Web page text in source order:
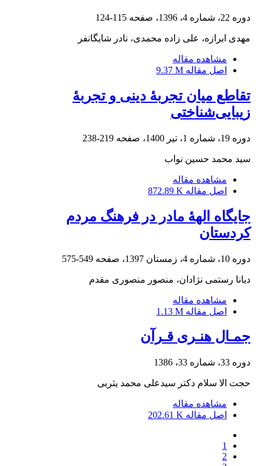
دوره 22، شماره 4، 1396، صفحه 115-124
مهدی ابرازه، علی زاده محمدی، نادر شایگانفر
مشاهده مقاله
اصل مقاله 9.37 M
تقاطع میان تجربۀ دینی و تجربۀ
زیبایی‌شناختی
دوره 19، شماره 1، تیر 1400، صفحه 219-238
سید محمد حسین نواب
مشاهده مقاله
اصل مقاله 872.89 K
جایگاه الهۀ مادر در فرهنگ مردم
کردستان
دوره 10، شماره 4، زمستان 1397، صفحه 549-575
دیانا رستمی نژادان، منصور منصوری مقدم
مشاهده مقاله
اصل مقاله 1.13 M
جمـال هنـری قـرآن
دوره 33، شماره 33، 1386
حجت الا سلام دکتر سیدعلی محمد یثربی
مشاهده مقاله
اصل مقاله 202.61 K
1
2